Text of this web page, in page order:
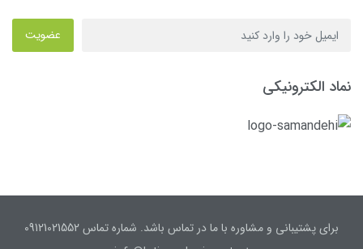
عضویت
نماد الکترونیکی
برای پشتیبانی و مشاوره با ما در تماس باشد. شماره تماس 09121021552